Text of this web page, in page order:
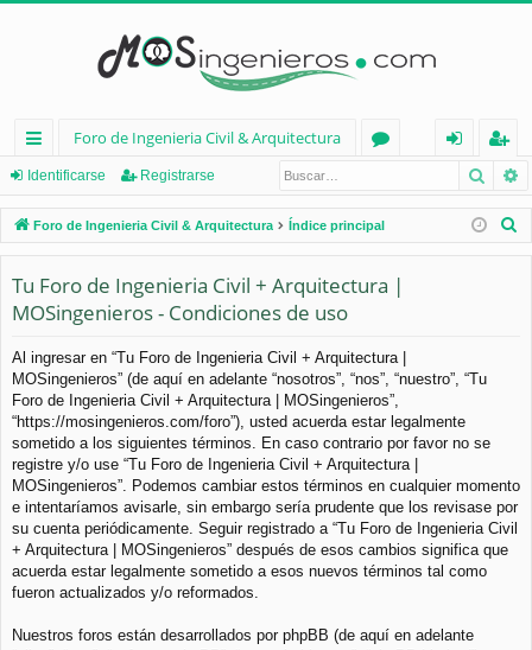
nl
ac
es
rá
pi
d
os
Foro de Ingenieria Civil & Arquitectura
os
nt
ifi
eg
ist
ra
Identificarse Registrarse
Foro de Ingenieria Civil & Arquitectura Índice principal
Tu Foro de Ingenieria Civil + Arquitectura |
MOSingenieros - Condiciones de uso
Al ingresar en “Tu Foro de Ingenieria Civil + Arquitectura |
MOSingenieros” (de aquí en adelante “nosotros”, “nos”, “nuestro”, “Tu
Foro de Ingenieria Civil + Arquitectura | MOSingenieros”,
“https://mosingenieros.com/foro”), usted acuerda estar legalmente
sometido a los siguientes términos. En caso contrario por favor no se
registre y/o use “Tu Foro de Ingenieria Civil + Arquitectura |
MOSingenieros”. Podemos cambiar estos términos en cualquier momento
e intentaríamos avisarle, sin embargo sería prudente que los revisase por
su cuenta periódicamente. Seguir registrado a “Tu Foro de Ingenieria Civil
+ Arquitectura | MOSingenieros” después de esos cambios significa que
acuerda estar legalmente sometido a esos nuevos términos tal como
fueron actualizados y/o reformados.
Nuestros foros están desarrollados por phpBB (de aquí en adelante